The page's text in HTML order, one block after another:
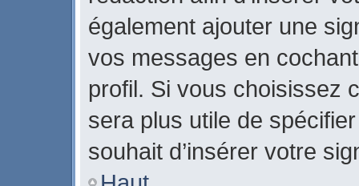
également ajouter une
vos messages en
profil. Si vous choisissez
sera plus utile de
souhait d’insérer votre